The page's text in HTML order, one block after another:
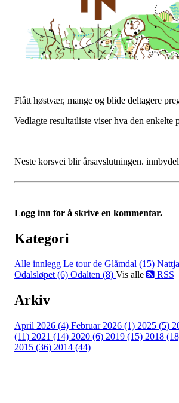
Flått høstvær, mange og blide deltagere
Vedlagte resultatliste viser hva den enkelte
Neste korsvei blir årsavslutningen.
Logg inn for å skrive en kommentar.
Kategori
Alle innlegg Le tour de Glåmdal (15)
Odalsløpet (6) Odalten (8) Vis alle RSS
Arkiv
April 2026 (4) Februar 2026 (1) 2025 (5)
(11) 2021 (14) 2020 (6) 2019 (15) 2018
2015 (36) 2014 (44)